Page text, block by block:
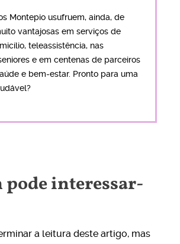
Montepio usufruem, ainda, de
vantajosas em serviços de
teleassistência, nas
e em centenas de parceiros
e bem-estar. Pronto para uma
pode interessar-
a leitura deste artigo, mas